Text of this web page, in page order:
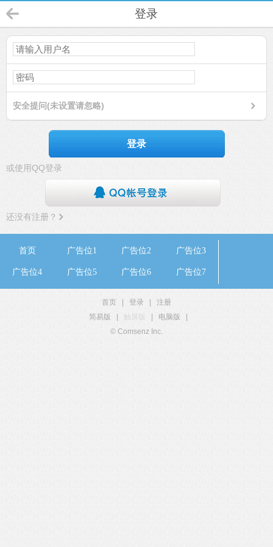
登录
安全提问(未设置请忽略)
登录
或使用QQ登录
还没有注册？
首页 广告位1 广告位2 广告位3
广告位4 广告位5 广告位6 广告位7
首页 登录
注册
简易版
触屏版 电脑版
© Comsenz Inc.